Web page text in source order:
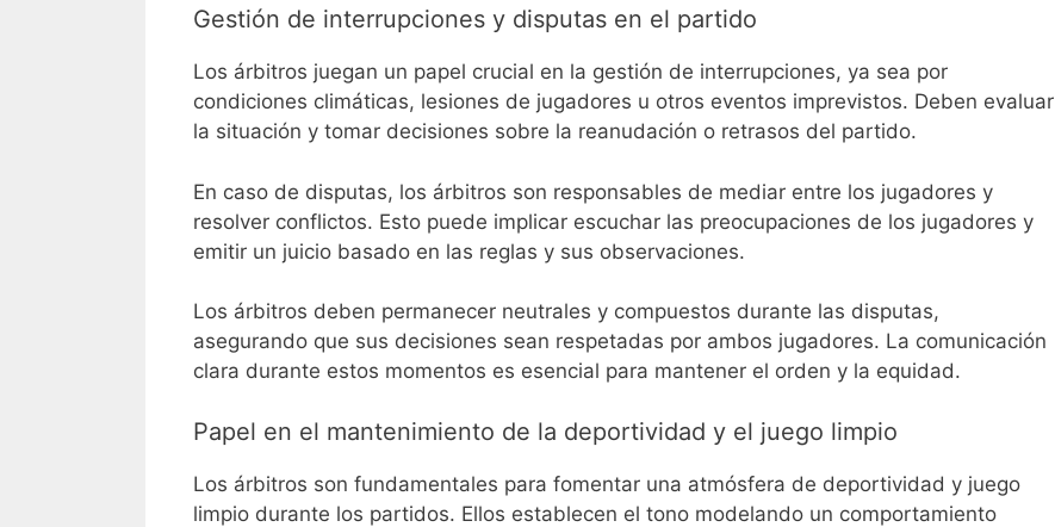
Gestión de interrupciones y disputas en el partido
Los árbitros juegan un papel crucial en la gestión de interrupciones, ya sea por
condiciones climáticas, lesiones de jugadores u otros eventos imprevistos. Deben evaluar
la situación y tomar decisiones sobre la reanudación o retrasos del partido.
En caso de disputas, los árbitros son responsables de mediar entre los jugadores y
resolver conflictos. Esto puede implicar escuchar las preocupaciones de los jugadores y
emitir un juicio basado en las reglas y sus observaciones.
Los árbitros deben permanecer neutrales y compuestos durante las disputas,
asegurando que sus decisiones sean respetadas por ambos jugadores. La comunicación
clara durante estos momentos es esencial para mantener el orden y la equidad.
Papel en el mantenimiento de la deportividad y el juego limpio
Los árbitros son fundamentales para fomentar una atmósfera de deportividad y juego
limpio durante los partidos. Ellos establecen el tono modelando un comportamiento